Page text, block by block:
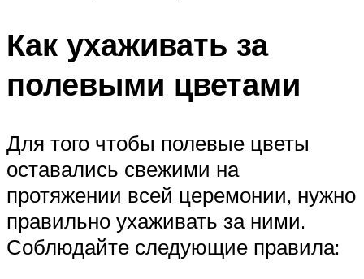
Как ухаживать за
полевыми цветами
Для того чтобы полевые цветы
оставались свежими на
протяжении всей церемонии, нужно
правильно ухаживать за ними.
Соблюдайте следующие правила: